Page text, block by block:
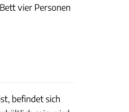
vier Personen
befindet sich